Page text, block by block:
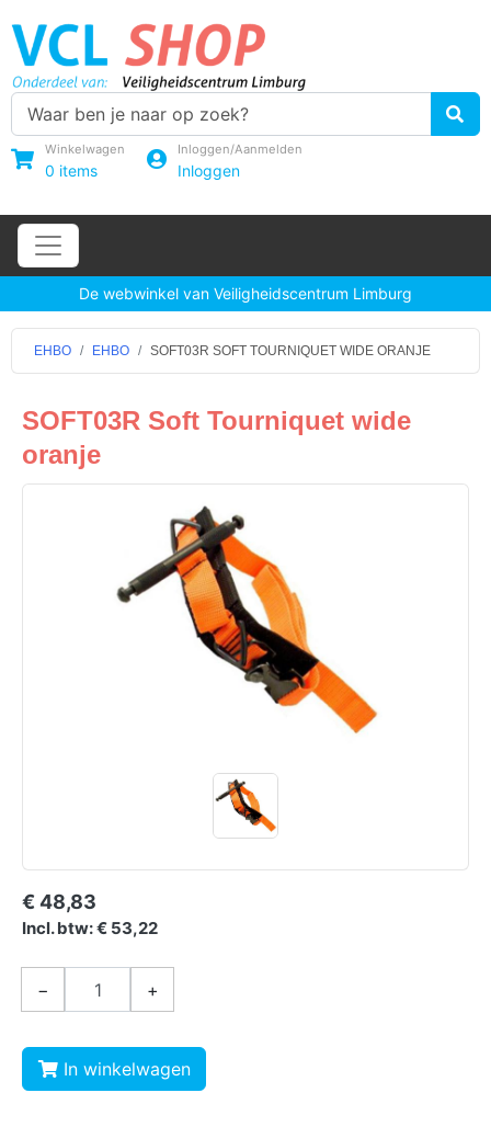
Winkelwagen
0 items
Inloggen/Aanmelden
Inloggen
De webwinkel van Veiligheidscentrum Limburg
EHBO EHBO SOFT03R SOFT TOURNIQUET WIDE ORANJE
SOFT03R Soft Tourniquet wide
oranje
€ 48,83
Incl. btw: € 53,22
− +
In winkelwagen